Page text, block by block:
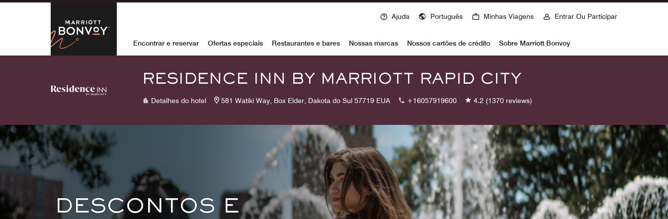
Skip to Content
Marriott Bonvoy
Ajuda Português Minhas Viagens Entrar Ou Participar
Encontrar e reservar Ofertas especiais Restaurantes e bares Nossas marcas Nossos cartões de crédito Sobre Marriott Bonvoy
RESIDENCE INN BY MARRIOTT RAPID CITY
Detalhes do hotel 581 Watiki Way, Box Elder, Dakota do Sul 57719 EUA +16057919600 4.2 (1370 reviews)
DESCONTOS E